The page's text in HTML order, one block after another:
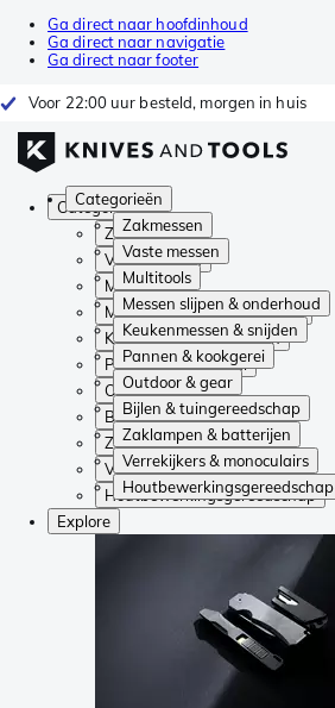
Ga direct naar hoofdinhoud
Ga direct naar navigatie
Ga direct naar footer
Voor 22:00 uur besteld, morgen in huis
Categorieën
Zakmessen
Vaste messen
Multitools
Messen slijpen & onderhoud
Keukenmessen & snijden
Pannen & kookgerei
Outdoor & gear
Bijlen & tuingereedschap
Zaklampen & batterijen
Verrekijkers & monoculairs
Houtbewerkingsgereedschap
Categorieën
Zakmessen
Vaste messen
Multitools
Messen slijpen & onderhoud
Keukenmessen & snijden
Pannen & kookgerei
Outdoor & gear
Bijlen & tuingereedschap
Zaklampen & batterijen
Verrekijkers & monoculairs
Houtbewerkingsgereedschap
Explore